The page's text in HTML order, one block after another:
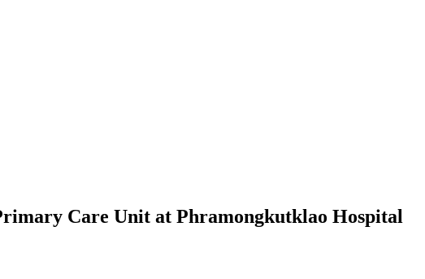
Care Unit at Phramongkutklao Hospital